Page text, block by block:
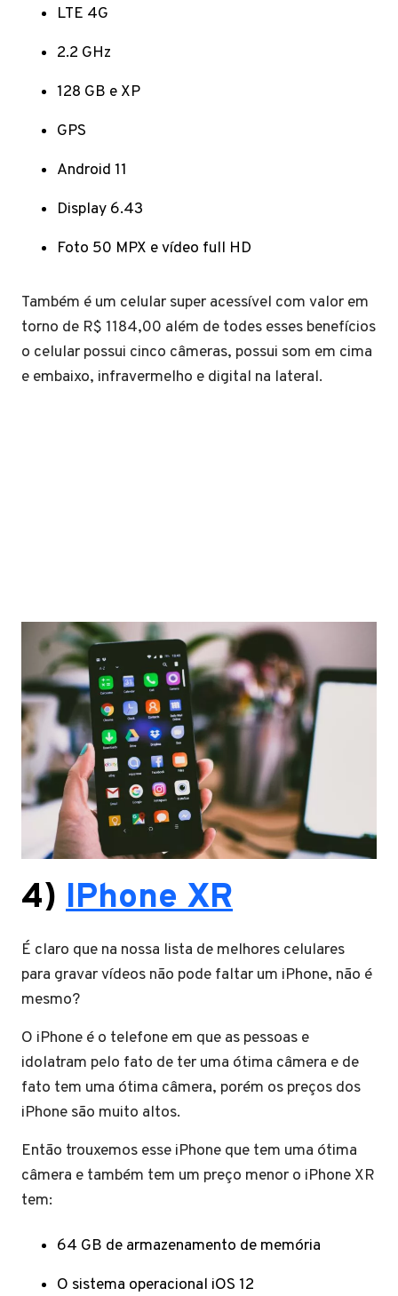
LTE 4G
2.2 GHz
128 GB e XP
GPS
Android 11
Display 6.43
Foto 50 MPX e vídeo full HD
Também é um celular super acessível com valor em
torno de R$ 1184,00 além de todes esses benefícios
o celular possui cinco câmeras, possui som em cima
e embaixo, infravermelho e digital na lateral.
4) IPhone XR
É claro que na nossa lista de melhores celulares
para gravar vídeos não pode faltar um iPhone, não é
mesmo?
O iPhone é o telefone em que as pessoas e
idolatram pelo fato de ter uma ótima câmera e de
fato tem uma ótima câmera, porém os preços dos
iPhone são muito altos.
Então trouxemos esse iPhone que tem uma ótima
câmera e também tem um preço menor o iPhone XR
tem:
64 GB de armazenamento de memória
O sistema operacional iOS 12